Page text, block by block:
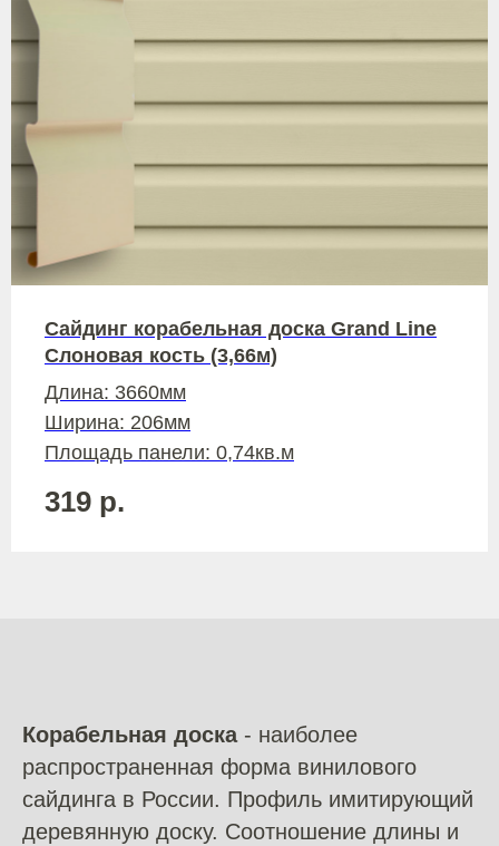
Сайдинг корабельная доска Grand Line
Слоновая кость (3,66м)
Длина: 3660мм
Ширина: 206мм
Площадь панели: 0,74кв.м
319 р.
Корабельная доска- наиболее
распространенная форма винилового
сайдинга в России. Профиль имитирующий
деревянную доску. Соотношение длины и